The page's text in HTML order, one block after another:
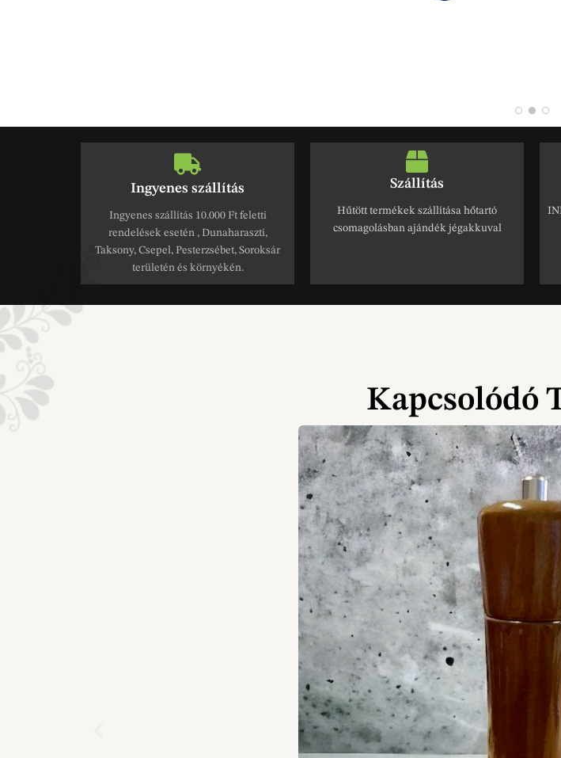
Ingyenes szállítás
Ingyenes szállítás 10.000 Ft feletti
rendelések esetén , Dunaharaszti,
Taksony, Csepel, Pesterzsébet, Soroksár
területén és környékén.
Szállítás
Hűtött termékek szállítása hőtartó
csomagolásban ajándék jégakkuval
Kapcsolódó